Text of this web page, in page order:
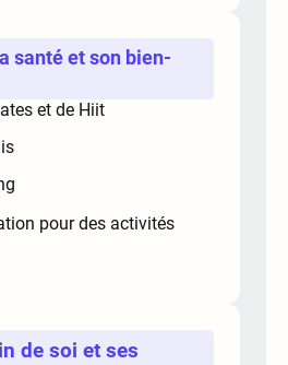
santé et son bien-
et de Hiit
pour des activités
de soi et ses